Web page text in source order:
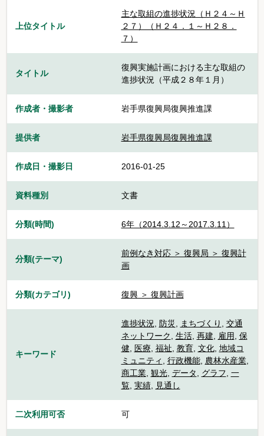
上位タイトル
主な取組の進捗状況（Ｈ２４～Ｈ
２７）（Ｈ２４．１～Ｈ２８．
７）
タイトル
復興実施計画における主な取組の
進捗状況（平成２８年１月）
作成者・撮影者 岩手県復興局復興推進課
提供者 岩手県復興局復興推進課
作成日・撮影日 2016-01-25
資料種別 文書
分類(時間) 6年（2014.3.12～2017.3.11）
分類(テーマ)
前例なき対応 ＞ 復興局 ＞ 復興計
画
分類(カテゴリ) 復興 ＞ 復興計画
キーワード
進捗状況, 防災, まちづくり , 交通
ネットワーク, 生活, 再建, 雇用, 保
健, 医療, 福祉, 教育, 文化, 地域コ
ミュニティ , 行政機能, 農林水産業,
商工業, 観光, データ, グラフ, 一
覧, 実績, 見通し
二次利用可否 可